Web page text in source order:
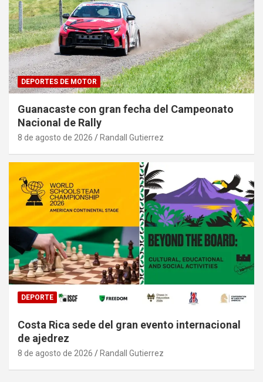
DEPORTES DE MOTOR
Guanacaste con gran fecha del Campeonato
Nacional de Rally
8 de agosto de 2026 Randall Gutierrez
DEPORTE
Costa Rica sede del gran evento internacional
de ajedrez
8 de agosto de 2026 Randall Gutierrez